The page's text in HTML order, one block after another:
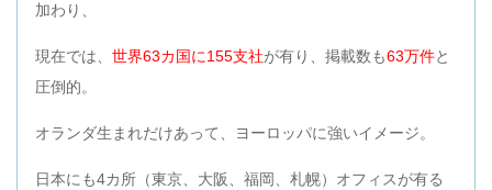
加わり、
現在では、 世界63カ国に155支社が有り、掲載数も63万件と
圧倒的。
オランダ生まれだけあって、ヨーロッパに強いイメージ。
日本にも4カ所（東京、大阪、福岡、札幌）オフィスが有る